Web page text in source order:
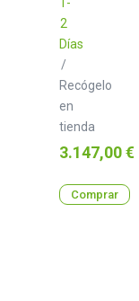
2
Días
/
Recógelo
en
tienda
Precio
3.147,00 €
Comprar